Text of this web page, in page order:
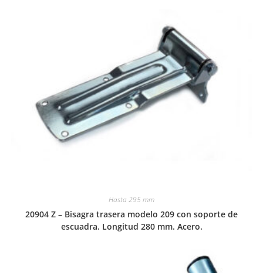
Hasta 295 mm
20904 Z – Bisagra trasera modelo 209 con soporte de
escuadra. Longitud 280 mm. Acero.